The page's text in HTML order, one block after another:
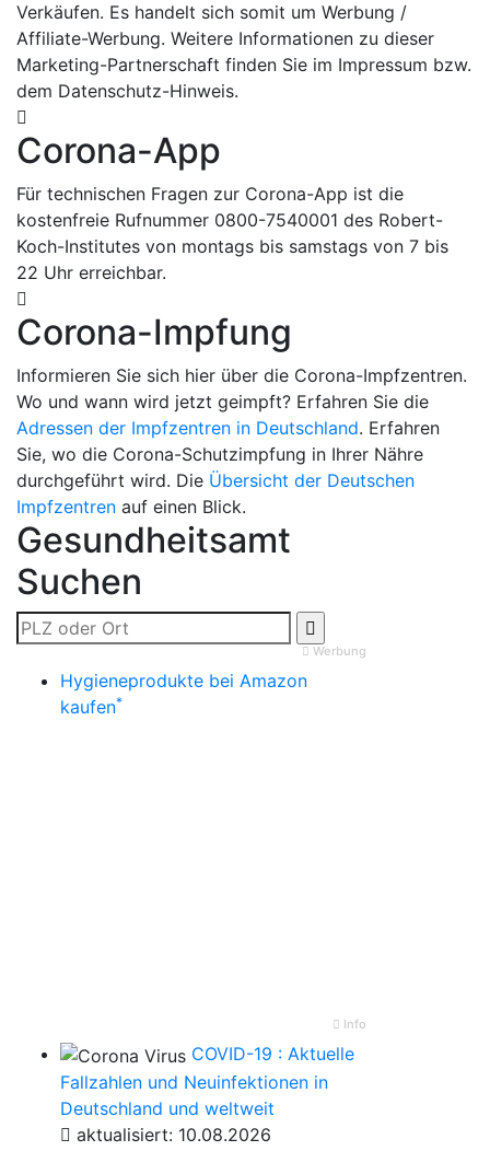
Verkäufen. Es handelt sich somit um Werbung /
Affiliate-Werbung. Weitere Informationen zu dieser
Marketing-Partnerschaft finden Sie im Impressum bzw.
dem Datenschutz-Hinweis.
Corona-App
Für technischen Fragen zur Corona-App ist die
kostenfreie Rufnummer 0800-7540001 des Robert-
Koch-Institutes von montags bis samstags von 7 bis
22 Uhr erreichbar.
Corona-Impfung
Informieren Sie sich hier über die Corona-Impfzentren.
Wo und wann wird jetzt geimpft? Erfahren Sie die
Adressen der Impfzentren in Deutschland. Erfahren
Sie, wo die Corona-Schutzimpfung in Ihrer Nähre
durchgeführt wird. Die Übersicht der Deutschen
Impfzentren auf einen Blick.
Gesundheitsamt
Suchen
Werbung
Hygieneprodukte bei Amazon
kaufen*
Info
COVID-19 : Aktuelle
Fallzahlen und Neuinfektionen in
Deutschland und weltweit
aktualisiert: 10.08.2026